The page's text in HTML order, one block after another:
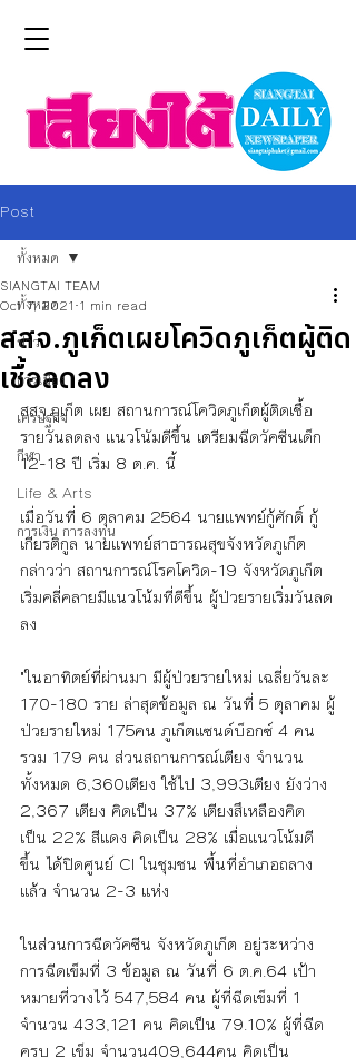
Post
ทั้งหมด
ข่าว
การเมือง
เศรษฐกิจ
กีฬา
Life & Arts
การเงิน การลงทุน
ทั้งหมด
สสจ.ภูเก็ตเผยโควิดภูเก็ตผู้ติด
เชื้อลดลง
SIANGTAI TEAM
Oct 7, 2021 1 min read
สสจ.ภูเก็ต เผย สถานการณ์โควิดภูเก็ตผู้ติดเชื้อ
รายวันลดลง แนวโนัมดีขึ้น เตรียมฉีดวัคซีนเด็ก
12-18 ปี เริ่ม 8 ต.ค. นี้
เมื่อวันที่ 6 ตุลาคม 2564 นายแพทย์กู้ศักดิ์ กู้
เกียรติกูล นายแพทย์สาธารณสุขจังหวัดภูเก็ต
กล่าวว่า สถานการณ์โรคโควิด-19 จังหวัดภูเก็ต
เริ่มคลี่คลายมีแนวโน้มที่ดีขึ้น ผู้ป่วยรายเริ่มวันลด
ลง
"ในอาทิตย์ที่ผ่านมา มีผู้ป่วยรายใหม่ เฉลี่ยวันละ
170-180 ราย ล่าสุดข้อมูล ณ วันที่ 5 ตุลาคม ผู้
ป่วยรายใหม่ 175คน ภูเก็ตแซนด์บ็อกซ์ 4 คน
รวม 179 คน ส่วนสถานการณ์เตียง จำนวน
ทั้งหมด 6,360เตียง ใช้ไป 3,993เตียง ยังว่าง
2,367 เตียง คิดเป็น 37% เตียงสึเหลืองคิด
เป็น 22% สีแดง คิดเป็น 28% เมื่อแนวโน้มดี
ขึ้น ได้ปิดศูนย์ CI ในชุมชน พื้นที่อำเภอถลาง
แล้ว จำนวน 2-3 แห่ง
ในส่วนการฉีดวัคซีน จังหวัดภูเก็ต อยู่ระหว่าง
การฉีดเข็มที่ 3 ข้อมูล ณ วันที่ 6 ต.ค.64 เป้า
หมายที่วางไว้ 547,584 คน ผู้ที่ฉีดเข็มที่ 1
จำนวน 433,121 คน คิดเป็น 79.10% ผู้ที่ฉีด
ครบ 2 เข็ม จำนวน409,644คน คิดเป็น